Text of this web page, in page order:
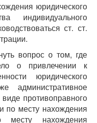
юридического
индивидуального
ст. ст.
вопрос о том, где
о привлечении к
юридического
противоправного
по месту нахождения
нахождения